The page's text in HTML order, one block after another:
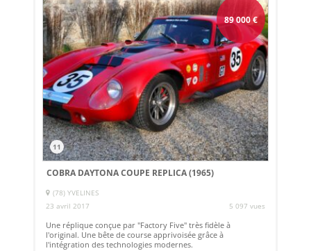
89 000€
11
COBRA DAYTONA COUPE REPLICA (1965)
(78) YVELINES
23 avril 2017
5 097 vues
Une réplique conçue par "Factory Five" très fidèle à
l'original. Une bête de course apprivoisée grâce à
l'intégration des technologies modernes.